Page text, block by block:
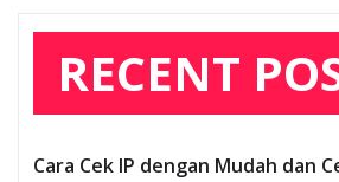
RECENT
Cara Cek IP dengan Mudah dan